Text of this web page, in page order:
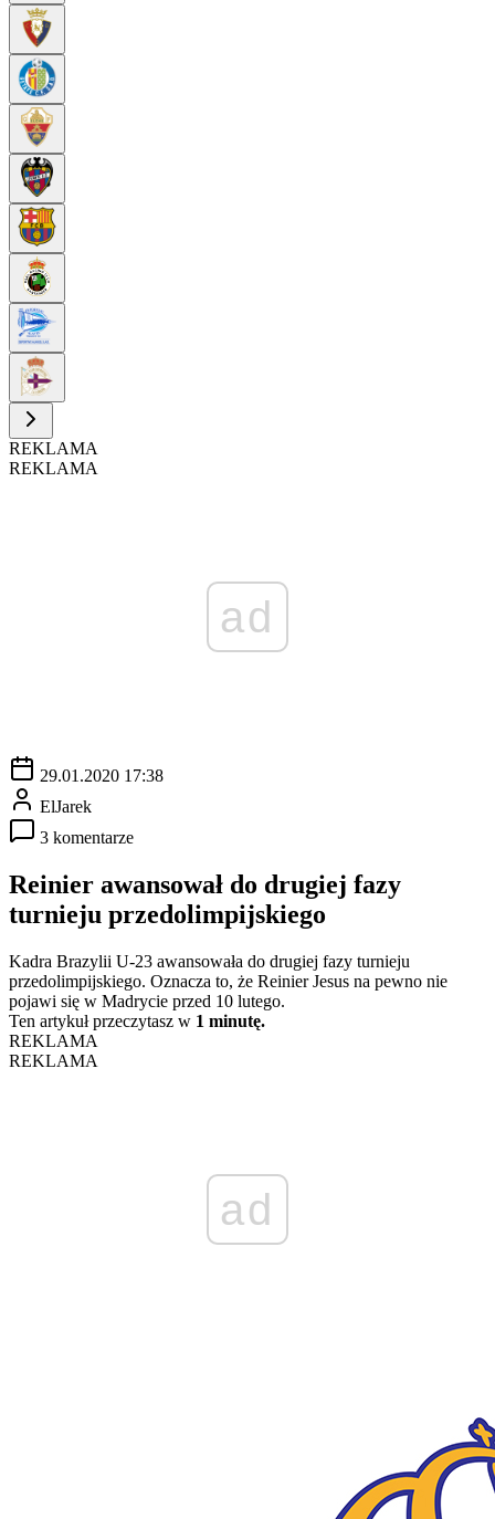
REKLAMA
REKLAMA
ad
29.01.2020 17:38
ElJarek
3 komentarze
Reinier awansował do drugiej fazy
turnieju przedolimpijskiego
Kadra Brazylii U-23 awansowała do drugiej fazy turnieju
przedolimpijskiego. Oznacza to, że Reinier Jesus na pewno nie
pojawi się w Madrycie przed 10 lutego.
Ten artykuł przeczytasz w 1 minutę.
REKLAMA
REKLAMA
ad